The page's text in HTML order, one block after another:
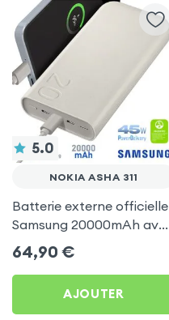
5.0
NOKIA ASHA 311
Batterie externe officielle
Samsung 20000mAh avec
Triple USB-C Beige pour
Nokia Asha 311
64,90 €
AJOUTER